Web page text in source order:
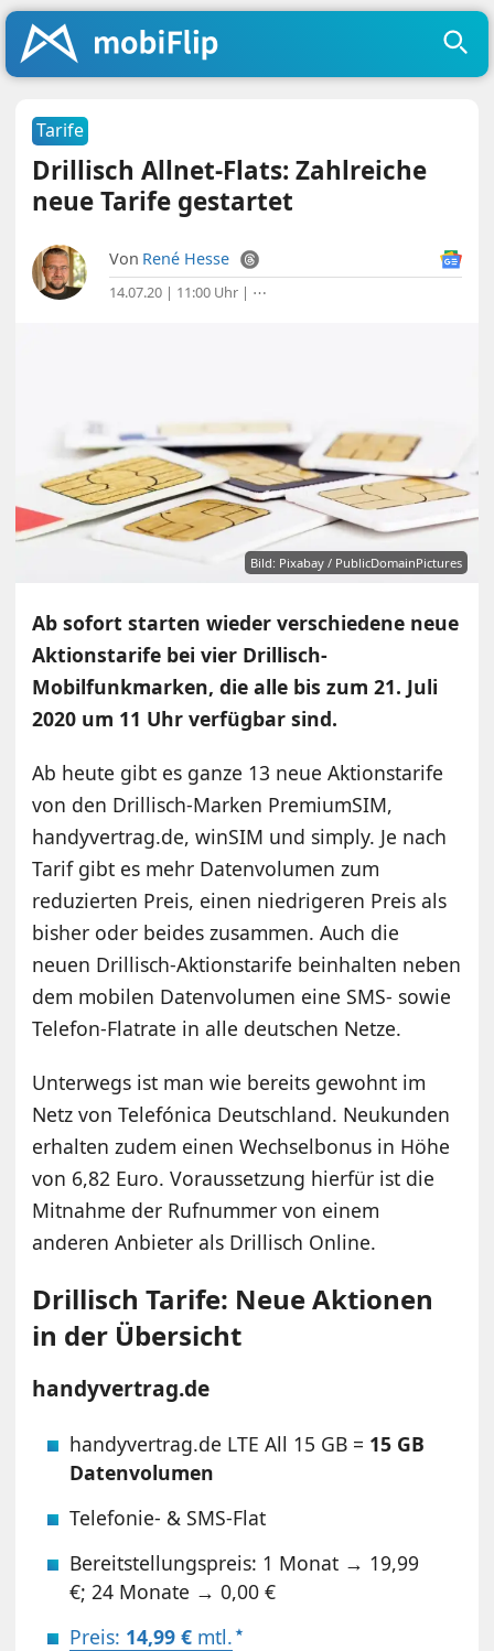
Tarife
Drillisch Allnet-Flats: Zahlreiche
neue Tarife gestartet
Von René Hesse
14.07.20 | 11:00 Uhr | ⋯
Bild: Pixabay / PublicDomainPictures
Ab sofort starten wieder verschiedene neue
Aktionstarife bei vier Drillisch-
Mobilfunkmarken, die alle bis zum 21. Juli
2020 um 11 Uhr verfügbar sind.
Ab heute gibt es ganze 13 neue Aktionstarife
von den Drillisch-Marken PremiumSIM,
handyvertrag.de, winSIM und simply. Je nach
Tarif gibt es mehr Datenvolumen zum
reduzierten Preis, einen niedrigeren Preis als
bisher oder beides zusammen. Auch die
neuen Drillisch-Aktionstarife beinhalten neben
dem mobilen Datenvolumen eine SMS- sowie
Telefon-Flatrate in alle deutschen Netze.
Unterwegs ist man wie bereits gewohnt im
Netz von Telefónica Deutschland. Neukunden
erhalten zudem einen Wechselbonus in Höhe
von 6,82 Euro. Voraussetzung hierfür ist die
Mitnahme der Rufnummer von einem
anderen Anbieter als Drillisch Online.
Drillisch Tarife: Neue Aktionen
in der Übersicht
handyvertrag.de
handyvertrag.de LTE All 15 GB = 15 GB
Datenvolumen
Telefonie- & SMS-Flat
Bereitstellungspreis: 1 Monat → 19,99
€; 24 Monate → 0,00 €
Preis: 14,99 € mtl.